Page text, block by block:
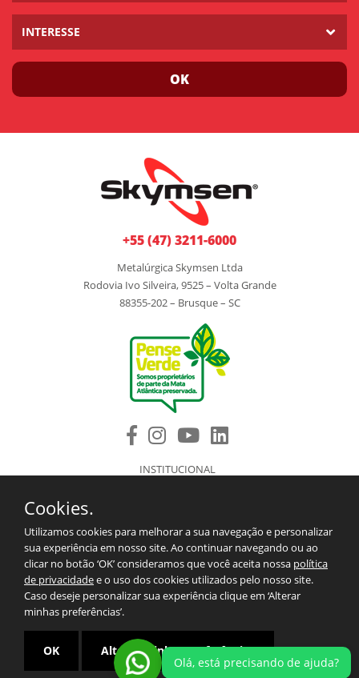
Olá, está precisando de ajuda?
INTERESSE
OK
+55 (47) 3211-6000
Metalúrgica Skymsen Ltda
Rodovia Ivo Silveira, 9525 – Volta Grande
88355-202 – Brusque – SC
INSTITUCIONAL
BLOG
SAC/CONTATO
2º VIA DO BOLETO
TERMOS E CONDIÇÕES PARA EXPORTAÇÕES.
POLÍTICA DE PRIVACIDADE
Cookies.
Utilizamos cookies para melhorar a sua navegação e personalizar
sua experiência em nosso site. Ao continuar navegando ou ao
clicar no botão ‘OK’ consideramos que você aceita nossa política
de privacidadee o uso dos cookies utilizados pelo nosso site.
Caso deseje personalizar sua experiência clique em ‘Alterar
minhas preferências’.
OK Alterar minhas preferências